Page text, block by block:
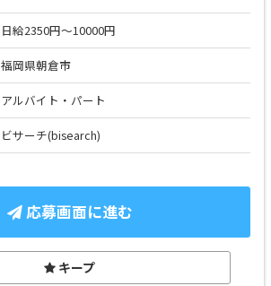
日給2350円～10000円
福岡県朝倉市
アルバイト・パート
ビサーチ(bisearch)
応募画面に進む
キープ